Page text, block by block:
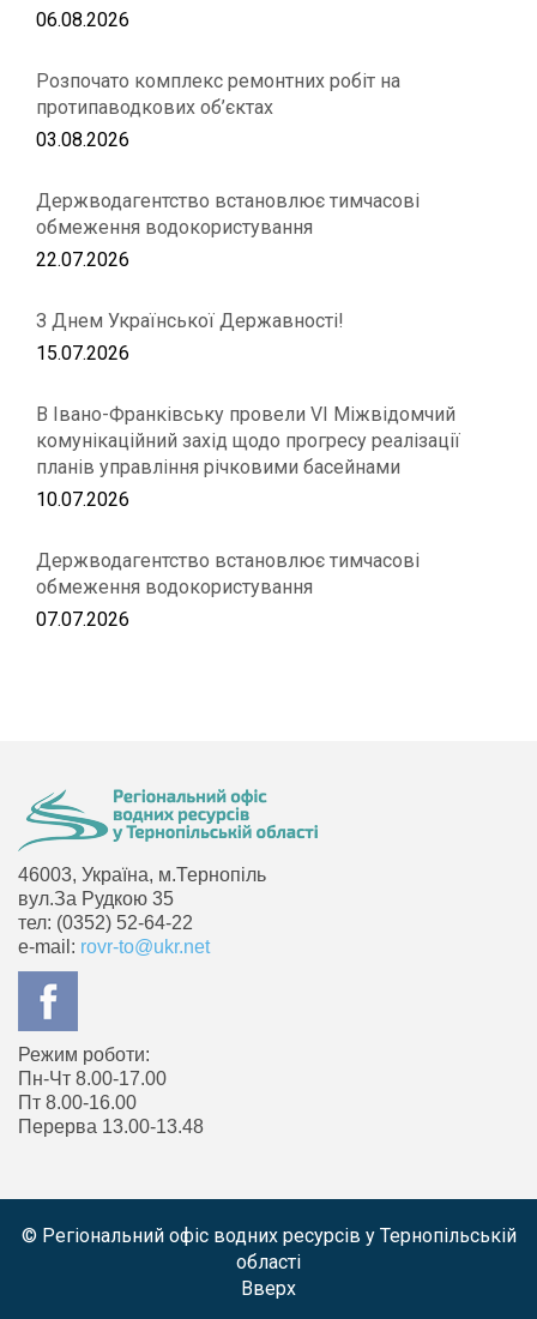
06.08.2026
Розпочато комплекс ремонтних робіт на
протипаводкових об’єктах
03.08.2026
Держводагентство встановлює тимчасові
обмеження водокористування
22.07.2026
З Днем Української Державності!
15.07.2026
В Івано-Франківську провели VІ Міжвідомчий
комунікаційний захід щодо прогресу реалізації
планів управління річковими басейнами
10.07.2026
Держводагентство встановлює тимчасові
обмеження водокористування
07.07.2026
46003, Україна, м.Тернопіль
вул.За Рудкою 35
тел: (0352) 52-64-22
e-mail: rovr-to@ukr.net
Режим роботи:
Пн-Чт 8.00-17.00
Пт 8.00-16.00
Перерва 13.00-13.48
© Регіональний офіс водних ресурсів у Тернопільській
області
Вверх